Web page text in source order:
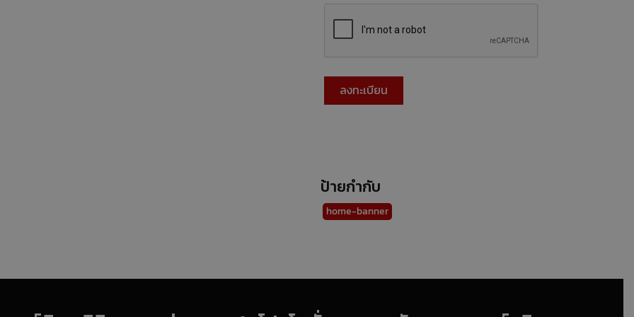
ป้ายกำกับ
home-banner